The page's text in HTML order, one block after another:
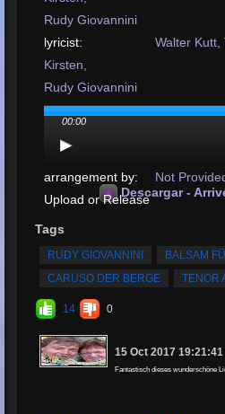
Rudy Giovannini
lyricist:
Walter Kutt,
Kirsten,
Rudy Giovannini
distributing label:
Colomba
performed by:
arrangement by:
Not
Upload or Release
Total de
calificaciones:
Calificación
00:00
Descargar -
Tags
RUDY GIOVANNINI
BALSAM
CARUSO DER BERGE
TENOR
14 0
15 Oct 2017 19:21:41
Fantastisch dieses wunderschöne